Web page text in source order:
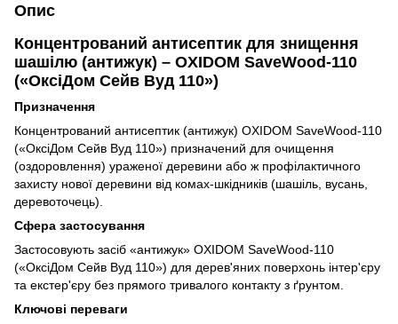
Опис
Концентрований антисептик для знищення
шашілю (антижук) – OXIDOM SaveWood-110
(«ОксіДом Сейв Вуд 110»)
Призначення
Концентрований антисептик (антижук) OXIDOM SaveWood-110
(«ОксіДом Сейв Вуд 110») призначений для очищення
(оздоровлення) ураженої деревини або ж профілактичного
захисту нової деревини від комах-шкідників (шашіль, вусань,
деревоточець).
Сфера застосування
Застосовують засіб «антижук» OXIDOM SaveWood-110
(«ОксіДом Сейв Вуд 110») для дерев'яних поверхонь інтер'єру
та екстер'єру без прямого тривалого контакту з ґрунтом.
Ключові переваги